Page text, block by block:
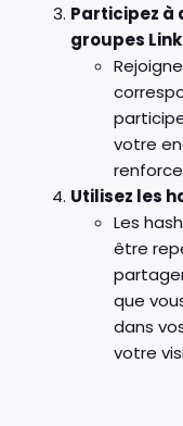
Participez à
groupes
votre
Utilisez les
Les
être
que
dans
votre